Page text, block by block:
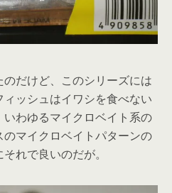
だけど、このシリーズには
ッシュはイワシを食べない
わゆるマイクロベイト系の
マイクロベイトパターンの
れで良いのだが。